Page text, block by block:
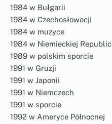
1984 w Bułgarii
1984 w Czechosłowacji
1984 w muzyce
1984 w Niemieckiej
1989 w polskim sporcie
1991 w Gruzji
1991 w Japonii
1991 w Niemczech
1991 w sporcie
1992 w Ameryce Północnej